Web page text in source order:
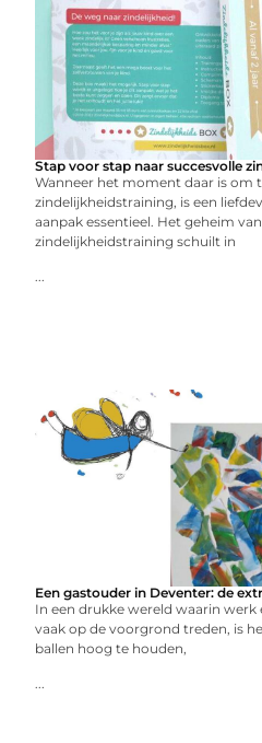
Stap voor stap naar succesvolle
Wanneer het moment daar is om
zindelijkheidstraining, is een
aanpak essentieel. Het geheim
zindelijkheidstraining schuilt in
...
Een gastouder in Deventer: de
In een drukke wereld waarin
vaak op de voorgrond treden, is
ballen hoog te houden,
...